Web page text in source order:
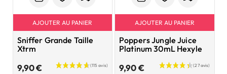
AJOUTER AU PANIER
Sniffer Grande Taille
Xtrm
9,90 €Prix
AJOUTER AU PANIER
Poppers Jungle Juice
Platinum 30mL Hexyle
9,90 €Prix